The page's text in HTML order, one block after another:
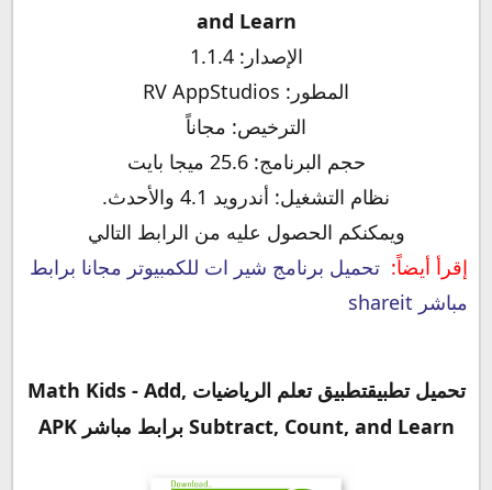
and Learn‏
الإصدار: 1.1.4
المطور: RV AppStudios
الترخيص: مجاناً
حجم البرنامج: 25.6 ميجا بايت
نظام التشغيل: أندرويد 4.1 والأحدث.
ويمكنكم الحصول عليه من الرابط التالي
إقرأ أيضاً: تحميل برنامج شير ات للكمبيوتر مجانا برابط
مباشر shareit
تحميل تطبيق
تطبيق تعلم الرياضيات Math Kids - Add,
Subtract, Count, and Learn‏ برابط مباشر APK